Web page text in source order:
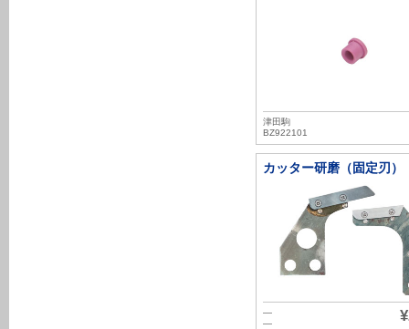
津田駒
BZ922101
カッター研磨（固定刃）
―
―